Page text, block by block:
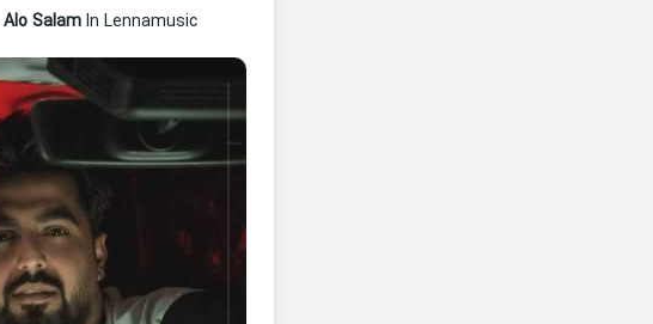
Alo SalamIn Lennamusic